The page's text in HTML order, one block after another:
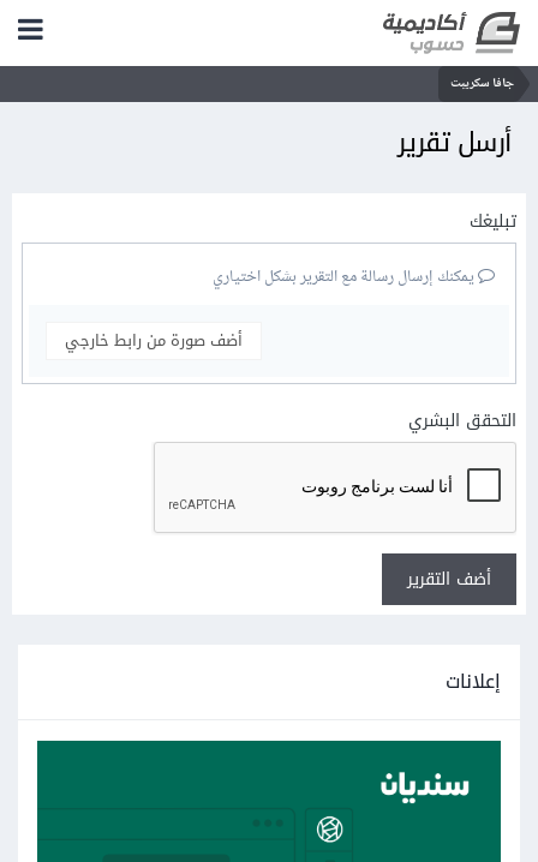
جافا سكريبت
أرسل تقرير
تبليغك
يمكنك إرسال رسالة مع التقرير بشكل اختياري
أضف صورة من رابط خارجي
التحقق البشري
أضف التقرير
إعلانات